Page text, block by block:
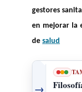
gestores
en mejorar la
de salud
→